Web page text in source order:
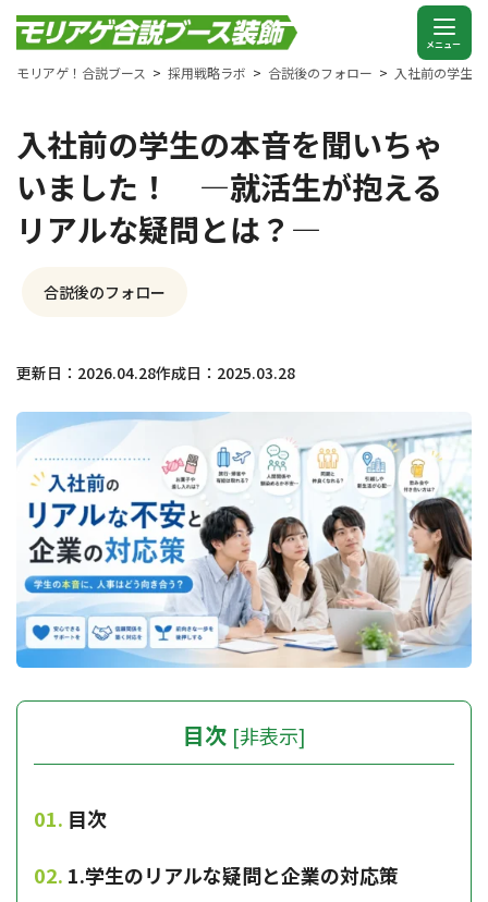
モリアゲ！合説ブース 採用戦略ラボ 合説後のフォロー 入社前の学生
入社前の学生の本音を聞いちゃ
いました！ —就活生が抱える
リアルな疑問とは？—
合説後のフォロー
更新日：2026.04.28作成日：2025.03.28
目次 [非表示]
目次
1.学生のリアルな疑問と企業の対応策